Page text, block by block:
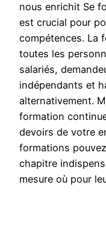
nous enrichit Se
est crucial pour
compétences. La
toutes les
salariés,
indépendants et
alternativement.
formation
devoirs de votre
formations
chapitre
mesure où pour